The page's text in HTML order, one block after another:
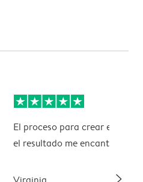
El proceso para crear el
el resultado me encantó